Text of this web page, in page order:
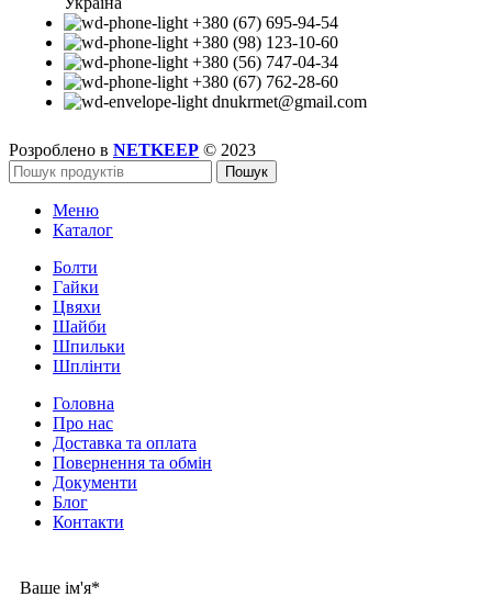
+380 (67) 695-94-54
+380 (98) 123-10-60
+380 (56) 747-04-34
+380 (67) 762-28-60
dnukrmet@gmail.com
Розроблено в NETKEEP © 2023
Пошук
Меню
Каталог
Болти
Гайки
Цвяхи
Шайби
Шпильки
Шплінти
Головна
Про нас
Доставка та оплата
Повернення та обмін
Документи
Блог
Контакти
Ваше ім'я*